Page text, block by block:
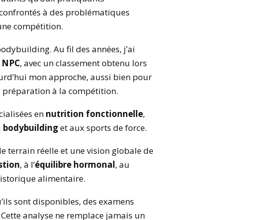
à des problématiques
compétition.
Au fil des années, j’ai
, avec un classement obtenu lors
mon approche, aussi bien pour
à la compétition.
en nutrition fonctionnelle,
bodybuildinget aux sports de force.
terrain réelle et une vision globale de
, à l’équilibre hormonal, au
alimentaire.
sont disponibles, des examens
analyse ne remplace jamais un